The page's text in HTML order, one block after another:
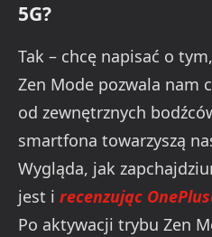
5G?
Tak – chcę napisać o
Zen Mode pozwala nam
od zewnętrznych
smartfona towarzyszą
Wygląda, jak
jest i recenzując
Po aktywacji trybu Zen